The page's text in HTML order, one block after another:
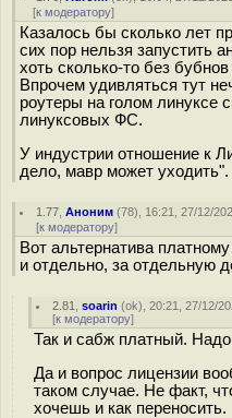
[к модератору]
Казалось бы сколько лет
сих пор нельзя запустить
хоть сколько-то без
Впрочем удивляться тут
роутеры на голом линуксе
линуксовых ФС.
У индустрии отношение к
дело, мавр может уходить".
1.77 ,Аноним (78), 16:21, 27/12/
[к модератору]
Вот альтернатива
и отдельно, за отдельную
2.81 ,soarin (ok), 20:21, 27/12/
[к модератору]
Так и сабж платный. Надо
Да и вопрос лицензии
таком случае. Не факт,
хочешь и как переносить.